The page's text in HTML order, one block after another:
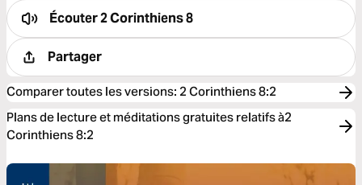
Écouter2 Corinthiens 8
Partager
Comparer toutes les versions: 2 Corinthiens 8:2
Plans de lecture et méditations gratuites relatifs à2
Corinthiens 8:2